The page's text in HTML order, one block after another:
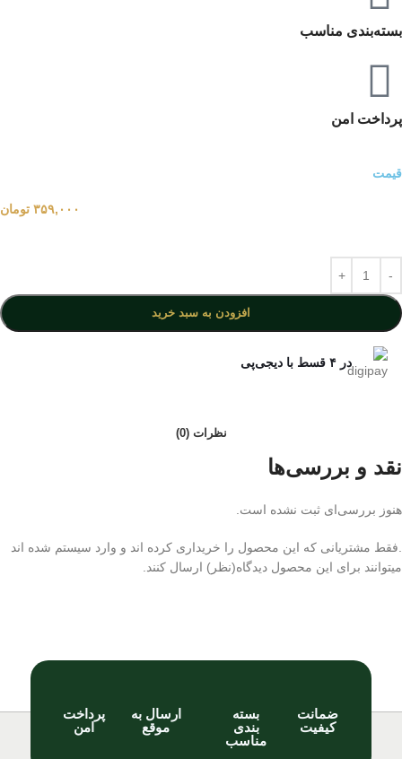
بسته‌بندی مناسب
پرداخت امن
قیمت
۳۵۹,۰۰۰ تومان
افزودن به سبد خرید
در ۴ قسط با دیجی‌پی
نظرات (0)
نقد و بررسی‌ها
هنوز بررسی‌ای ثبت نشده است.
.فقط مشتریانی که این محصول را خریداری کرده اند و وارد سیستم شده اند
میتوانند برای این محصول دیدگاه(نظر) ارسال کنند.
ضمانت
کیفیت
بسته
بندی
مناسب
ارسال به
موقع
پرداخت
امن